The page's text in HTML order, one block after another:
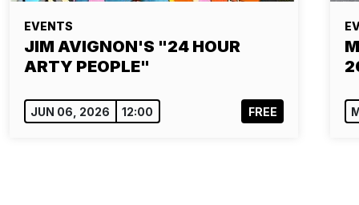
EVENTS
JIM AVIGNON'S "24 HOUR
ARTY PEOPLE"
JUN 06, 2026 12:00 FREE